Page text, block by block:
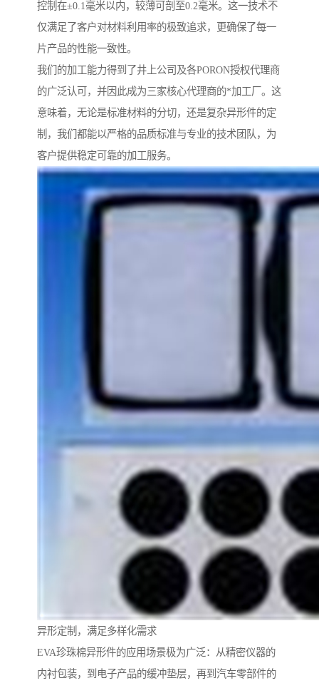
控制在±0.1毫米以内，较薄可剖至0.2毫米。这一技术不
仅满足了客户对材料利用率的极致追求，更确保了每一
片产品的性能一致性。
我们的加工能力得到了井上公司及各PORON授权代理商
的广泛认可，并因此成为三家核心代理商的*加工厂。这
意味着，无论是标准材料的分切，还是复杂异形件的定
制，我们都能以严格的品质标准与专业的技术团队，为
客户提供稳定可靠的加工服务。
异形定制，满足多样化需求
EVA珍珠棉异形件的应用场景极为广泛：从精密仪器的
内衬包装，到电子产品的缓冲垫层，再到汽车零部件的